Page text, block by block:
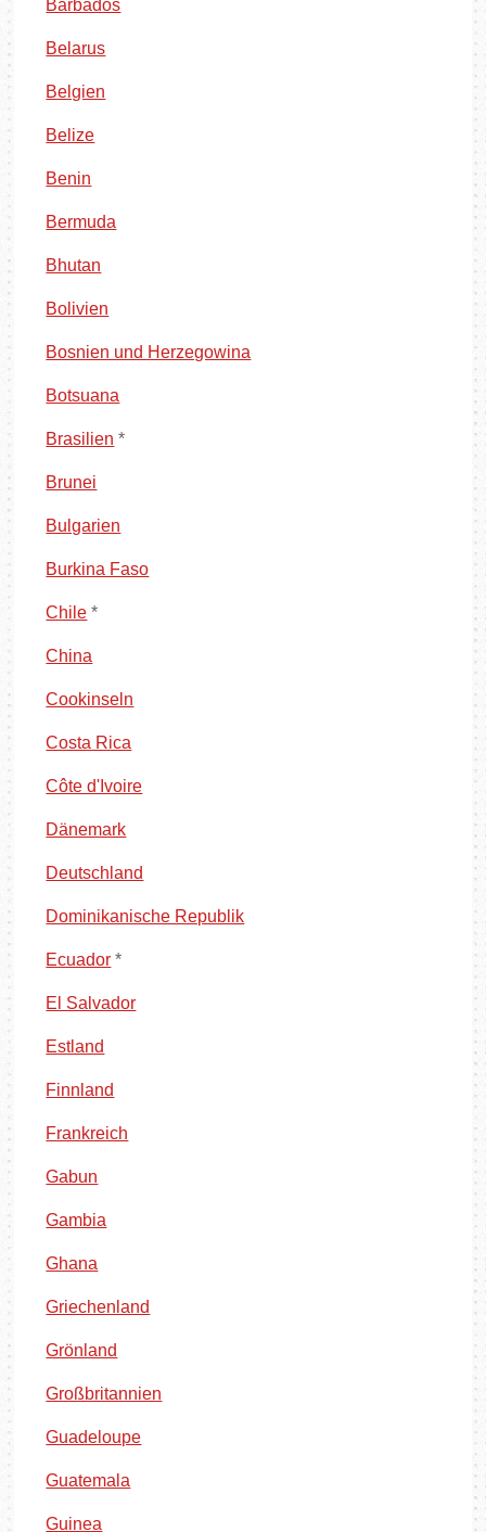
Barbados
Belarus
Belgien
Belize
Benin
Bermuda
Bhutan
Bolivien
Bosnien und Herzegowina
Botsuana
Brasilien *
Brunei
Bulgarien
Burkina Faso
Chile *
China
Cookinseln
Costa Rica
Côte d'Ivoire
Dänemark
Deutschland
Dominikanische Republik
Ecuador *
El Salvador
Estland
Finnland
Frankreich
Gabun
Gambia
Ghana
Griechenland
Grönland
Großbritannien
Guadeloupe
Guatemala
Guinea